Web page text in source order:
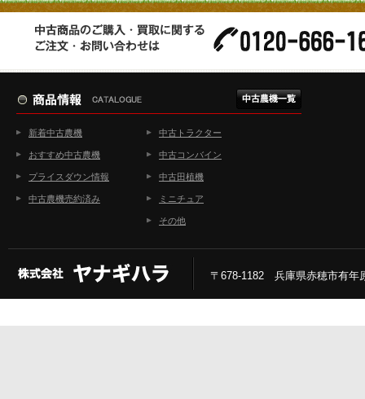
新着中古農機
おすすめ中古農機
プライスダウン情報
中古農機売約済み
中古トラクター
中古コンバイン
中古田植機
ミニチュア
その他
〒678-1182 兵庫県赤穂市有年